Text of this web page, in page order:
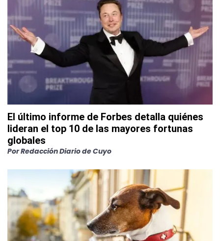
El último informe de Forbes detalla quiénes
lideran el top 10 de las mayores fortunas
globales
PorRedacción Diario de Cuyo